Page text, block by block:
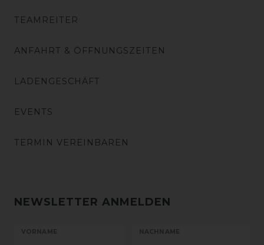
TEAMREITER
ANFAHRT & ÖFFNUNGSZEITEN
LADENGESCHÄFT
EVENTS
TERMIN VEREINBAREN
NEWSLETTER ANMELDEN
VORNAME NACHNAME